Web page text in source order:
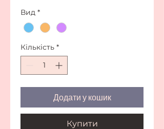
Вид *
Кількість *
Додати у кошик
Купити